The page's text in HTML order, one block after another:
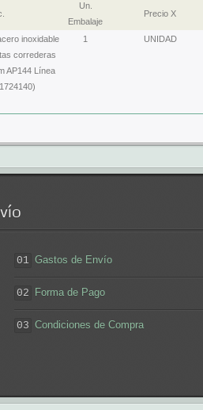
Un.
Embalaje
Precio X
inoxidable
correderas
AP144 Línea
1 UNIDAD
01 Gastos de Envío
02 Forma de Pago
03 Condiciones de Compra